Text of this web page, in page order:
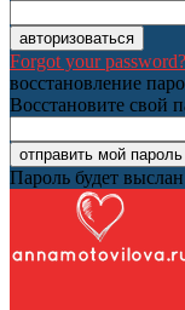
Forgot your
восстановление
Восстановите свой
Пароль будет